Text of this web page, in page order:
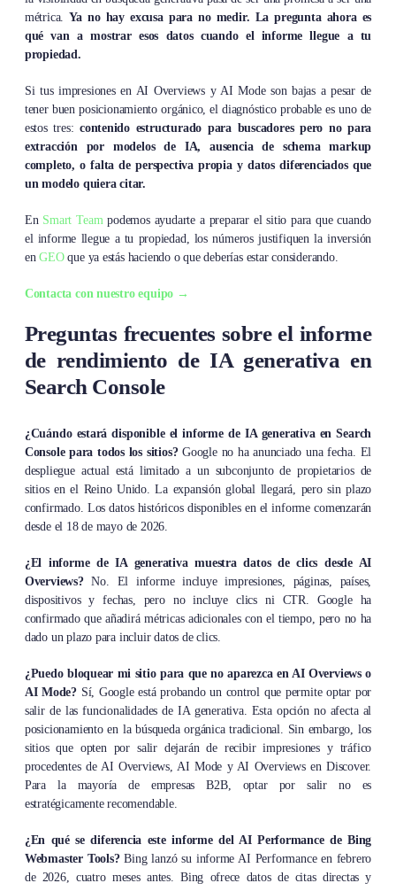
métrica.Ya no hay excusa para no medir. La pregunta ahora es
qué van a mostrar esos datos cuando el informe llegue a tu
propiedad.
Si tus impresiones en AI Overviews y AI Mode son bajas a pesar de
tener buen posicionamiento orgánico, el diagnóstico probable es uno de
estos tres: contenido estructurado para buscadores pero no para
extracción por modelos de IA, ausencia de schema markup
completo, o falta de perspectiva propia y datos diferenciados que
un modelo quiera citar.
En Smart Team podemos ayudarte a preparar el sitio para que cuando
el informe llegue a tu propiedad, los números justifiquen la inversión
enGEOque ya estás haciendo o que deberías estar considerando.
Contacta con nuestro equipo →
Preguntas frecuentes sobre el informe
de rendimiento de IA generativa en
Search Console
¿Cuándo estará disponible el informe de IA generativa en Search
Console para todos los sitios?Google no ha anunciado una fecha. El
despliegue actual está limitado a un subconjunto de propietarios de
sitios en el Reino Unido. La expansión global llegará, pero sin plazo
confirmado. Los datos históricos disponibles en el informe comenzarán
desde el 18 de mayo de 2026.
¿El informe de IA generativa muestra datos de clics desde AI
Overviews?No. El informe incluye impresiones, páginas, países,
dispositivos y fechas, pero no incluye clics ni CTR. Google ha
confirmado que añadirá métricas adicionales con el tiempo, pero no ha
dado un plazo para incluir datos de clics.
¿Puedo bloquear mi sitio para que no aparezca en AI Overviews o
AI Mode? Sí, Google está probando un control que permite optar por
salir de las funcionalidades de IA generativa. Esta opción no afecta al
posicionamiento en la búsqueda orgánica tradicional. Sin embargo, los
sitios que opten por salir dejarán de recibir impresiones y tráfico
procedentes de AI Overviews, AI Mode y AI Overviews en Discover.
Para la mayoría de empresas B2B, optar por salir no es
estratégicamente recomendable.
¿En qué se diferencia este informe del AI Performance de Bing
Webmaster Tools?Bing lanzó su informe AI Performance en febrero
de 2026, cuatro meses antes. Bing ofrece datos de citas directas y